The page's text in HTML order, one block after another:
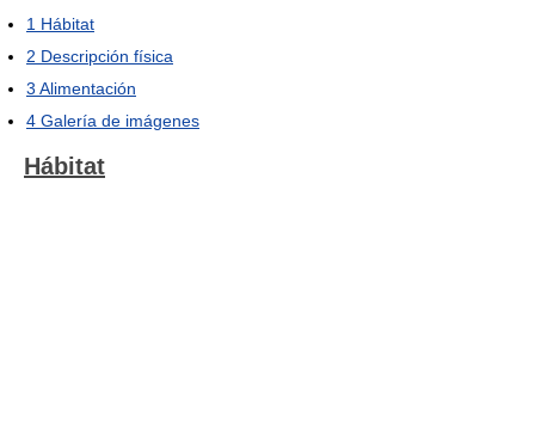
1 Hábitat
2 Descripción física
3 Alimentación
4 Galería de imágenes
Hábitat